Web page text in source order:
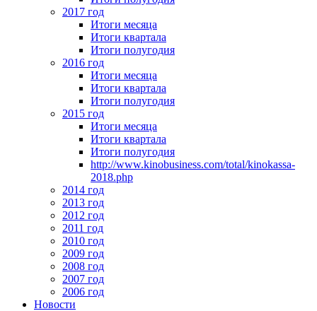
2017 год
Итоги месяца
Итоги квартала
Итоги полугодия
2016 год
Итоги месяца
Итоги квартала
Итоги полугодия
2015 год
Итоги месяца
Итоги квартала
Итоги полугодия
http://www.kinobusiness.com/total/kinokassa-
2018.php
2014 год
2013 год
2012 год
2011 год
2010 год
2009 год
2008 год
2007 год
2006 год
Новости